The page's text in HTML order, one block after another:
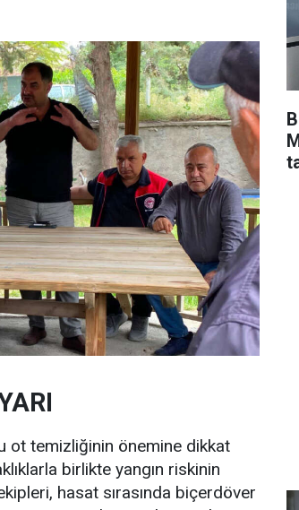
ot temizliğinin önemine dikkat
birlikte yangın riskinin
hasat sırasında biçerdöver